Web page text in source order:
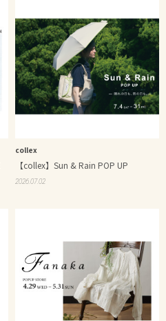
collex
【collex】Sun & Rain POP UP
2026.07.02